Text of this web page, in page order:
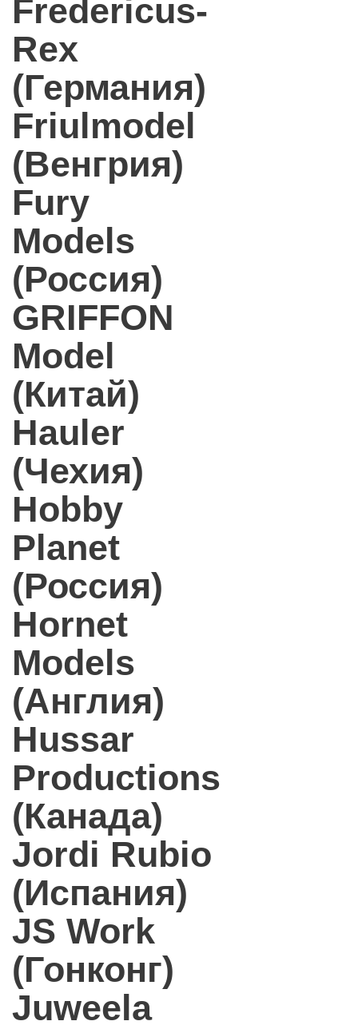
Fredericus-
Rex
(Германия)
Friulmodel
(Венгрия)
Fury
Models
(Россия)
GRIFFON
Model
(Китай)
Hauler
(Чехия)
Hobby
Planet
(Россия)
Hornet
Models
(Англия)
Hussar
Productions
(Канада)
Jordi Rubio
(Испания)
JS Work
(Гонконг)
Juweela